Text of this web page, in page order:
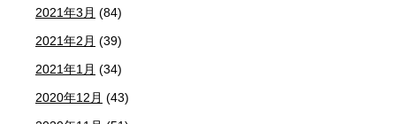
2021年3月 (84)
2021年2月 (39)
2021年1月 (34)
2020年12月 (43)